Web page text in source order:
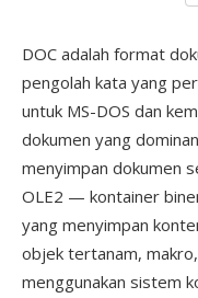
DOC adalah format
pengolah kata yang
untuk MS-DOS dan
dokumen yang
menyimpan dokumen
OLE2 — kontainer
yang menyimpan
objek tertanam,
menggunakan sistem